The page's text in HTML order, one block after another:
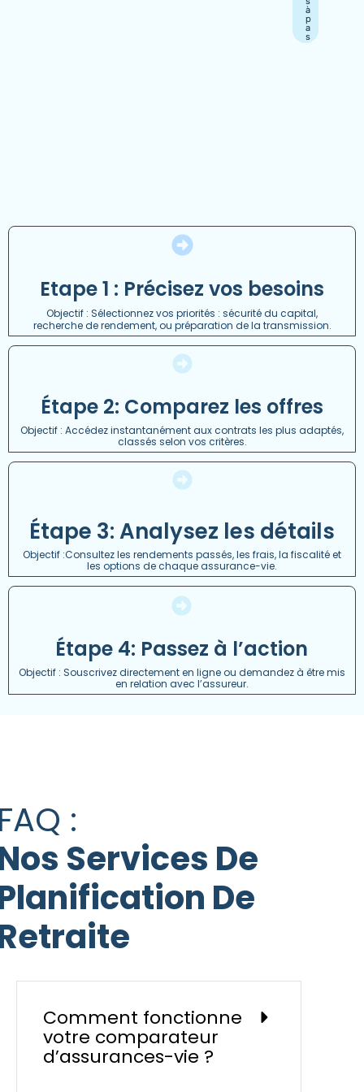
à
p
a
s
Etape 1 : Précisez vos besoins
Objectif : Sélectionnez vos priorités : sécurité du capital,
recherche de rendement, ou préparation de la transmission.
Étape 2: Comparez les offres
Objectif : Accédez instantanément aux contrats les plus adaptés,
classés selon vos critères.
Étape 3: Analysez les détails
Objectif :Consultez les rendements passés, les frais, la fiscalité et
les options de chaque assurance-vie.
Étape 4: Passez à l’action
Objectif : Souscrivez directement en ligne ou demandez à être mis
en relation avec l’assureur.
:
Services De
De
Comment fonctionne
votre comparateur
d’assurances-vie ?